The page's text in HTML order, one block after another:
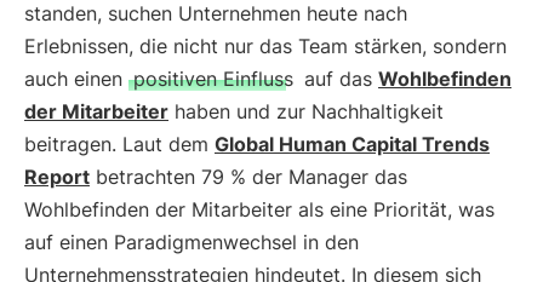
standen, suchen Unternehmen heute nach
Erlebnissen, die nicht nur das Team stärken, sondern
auch einen positiven Einfluss auf das Wohlbefinden
der Mitarbeiter haben und zur Nachhaltigkeit
beitragen. Laut dem Global Human Capital Trends
Report betrachten 79 % der Manager das
Wohlbefinden der Mitarbeiter als eine Priorität, was
auf einen Paradigmenwechsel in den
Unternehmensstrategien hindeutet. In diesem sich